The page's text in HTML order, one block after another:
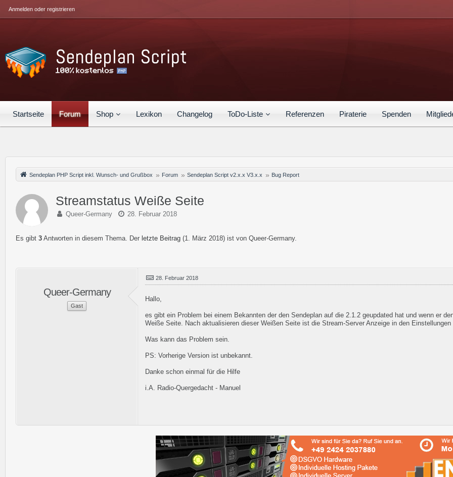
Startseite Forum Shop Lexikon Changelog ToDo-Liste Referenzen Piraterie Spenden
Anmelden oder registrieren
Sendeplan PHP Script inkl. Wunsch- und Grußbox Forum Sendeplan Script v2.x.x V3.x.x Bug Report
Streamstatus Weiße Seite
Queer-Germany 28. Februar 2018
Es gibt 3 Antworten in diesem Thema. Der letzte Beitrag (1. März 2018) ist von Queer-Germany.
Queer-Germany
Gast
28. Februar 2018
Hallo,
es gibt ein Problem bei einem Bekannten der den Sendeplan auf die 2.1.2 geupdated hat und wenn er
Weiße Seite. Nach aktualisieren dieser Weißen Seite ist die Stream-Server Anzeige in den Einstellungen
Was kann das Problem sein.
PS: Vorherige Version ist unbekannt.
Danke schon einmal für die Hilfe
i.A. Radio-Quergedacht - Manuel